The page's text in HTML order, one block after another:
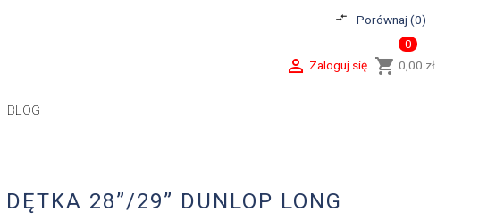
compare_arrows Porównaj (0)
shopping_cart
0
0,00 zł
 Zaloguj się
BLOG
DĘTKA 28”/29” DUNLOP LONG